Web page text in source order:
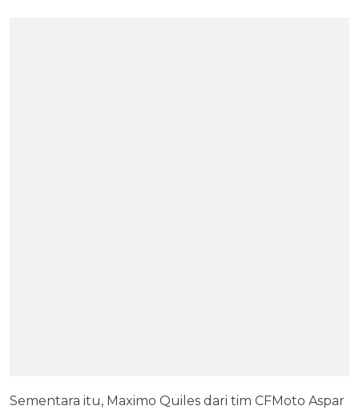
Sementara itu, Maximo Quiles dari tim CFMoto Aspar